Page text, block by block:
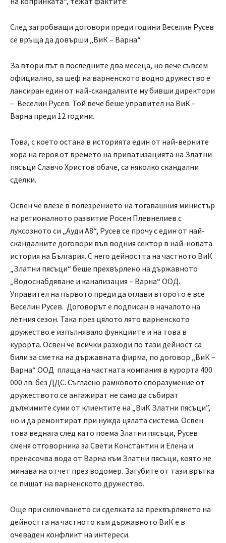
След загробващи договори преди години Веселин Русев
се връща да довърши „ВиК – Варна“
За втори път в последните два месеца, но вече съвсем
официално, за шеф на варненското водно дружество е
лансиран един от най-скандалните му бивши директори
– Веселин Русев. Той вече беше управител на ВиК –
Варна преди 12 години.
Това, с което остана в историята един от най-верните
хора на героя от времето на приватизацията на Златни
пясъци Славчо Христов обаче, са няколко скандални
сделки.
Освен че влезе в полезрението на тогавашния министър
на регионалното развитие Росен Плевнелиев с
луксозното си „Ауди А8“, Русев се прочу с един от най-
скандалните договори във водния сектор в най-новата
история на България. С него дейността на частното ВиК
„Златни пясъци“ беше прехвърлено на държавното
„Водоснабдяване и канализация – Варна“ ООД.
Управител на първото преди да оглави второто е все
Веселин Русев. Договорът е подписан в началото на
летния сезон. Така през цялото лято варненското
дружество е изпълнявало функциите и на това в
курорта. Освен че всички разходи по тази дейност са
били за сметка на държавната фирма, по договор „ВиК –
Варна“ ООД плаща на частната компания в курорта 400
000 лв. без ДДС. Съгласно рамковото споразумение от
дружеството се ангажират не само да събират
дължимите суми от клиентите на „ВиК Златни пясъци”,
но и да ремонтират при нужда цялата система. Освен
това веднага след като поема Златни пясъци, Русев
сменя отговорника за Свети Константин и Елена и
пренасочва вода от Варна към Златни пясъци, която не
минава на отчет през водомер. Загубите от тази врътка
се пишат на варненското дружество.
Още при сключването си сделката за прехвърлянето на
дейността на частното към държавното ВиК е в
очеваден конфликт на интереси.